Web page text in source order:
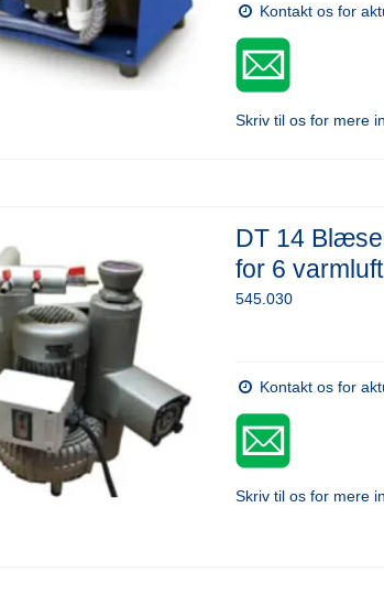
Kontakt os for
Skriv til os for mere
DT 14
for 6
545.030
Kontakt os for
Skriv til os for mere